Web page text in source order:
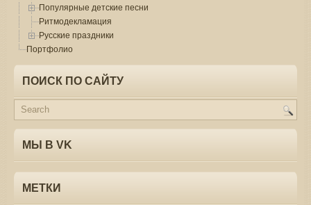
Популярные детские песни
Ритмодекламация
Русские праздники
Портфолио
ПОИСК ПО САЙТУ
МЫ В VK
МЕТКИ